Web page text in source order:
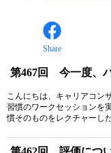
Share
第467回 今一度、
こんにちは、キャリアコン
習慣のワークセッションを
慣そのものをレクチャーし